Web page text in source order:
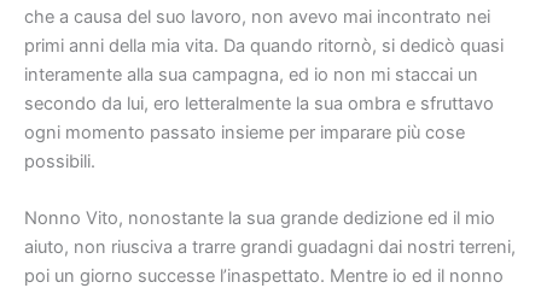
che a causa del suo lavoro, non avevo mai incontrato nei
primi anni della mia vita. Da quando ritornò, si dedicò quasi
interamente alla sua campagna, ed io non mi staccai un
secondo da lui, ero letteralmente la sua ombra e sfruttavo
ogni momento passato insieme per imparare più cose
possibili.
Nonno Vito, nonostante la sua grande dedizione ed il mio
aiuto, non riusciva a trarre grandi guadagni dai nostri terreni,
poi un giorno successe l’inaspettato. Mentre io ed il nonno